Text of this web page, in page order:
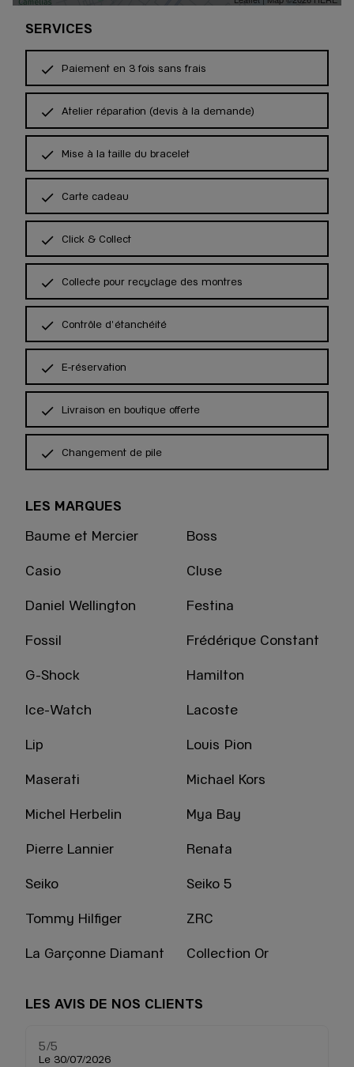
SERVICES
Paiement en 3 fois sans frais
Atelier réparation (devis à la demande)
Mise à la taille du bracelet
Carte cadeau
Click & Collect
Collecte pour recyclage des montres
Contrôle d'étanchéité
E-réservation
Livraison en boutique offerte
Changement de pile
LES MARQUES
Baume et Mercier
Boss
Casio Cluse
Daniel Wellington Festina
Fossil Frédérique Constant
G-Shock Hamilton
Ice-Watch Lacoste
Lip Louis Pion
Maserati Michael Kors
Michel Herbelin Mya Bay
Pierre Lannier Renata
Seiko Seiko 5
Tommy Hilfiger ZRC
La Garçonne Diamant Collection Or
LES AVIS DE NOS CLIENTS
5/5
Le 30/07/2026